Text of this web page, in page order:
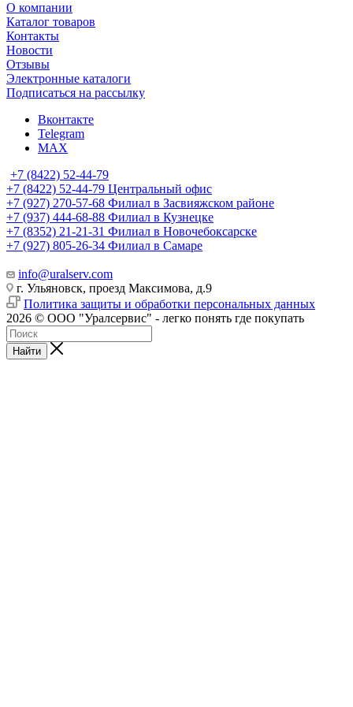
О компании
Каталог товаров
Контакты
Новости
Отзывы
Электронные каталоги
Подписаться на рассылку
Вконтакте
Telegram
MAX
+7 (8422) 52-44-79
+7 (8422) 52-44-79 Центральный офис
+7 (927) 270-57-68 Филиал в Засвияжском районе
+7 (937) 444-68-88 Филиал в Кузнецке
+7 (8352) 21-21-31 Филиал в Новочебоксарске
+7 (927) 805-26-34 Филиал в Самаре
info@uralserv.com
г. Ульяновск, проезд Максимова, д.9
Политика защиты и обработки персональных данных
2026 © ООО "Уралсервис" - легко понять где покупать
Найти